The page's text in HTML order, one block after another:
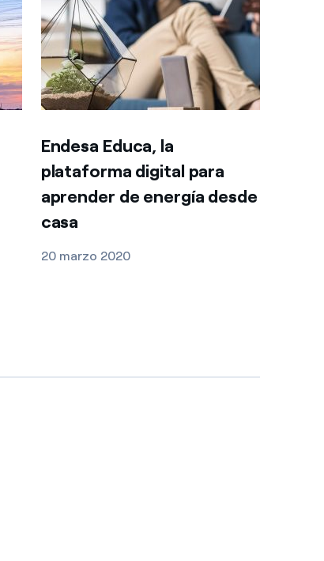
Endesa Educa, la
plataforma digital para
aprender de energía desde
casa
20 marzo 2020